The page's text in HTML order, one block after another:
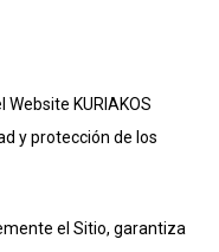
KURIAKOS
y protección de los
el Sitio, garantiza